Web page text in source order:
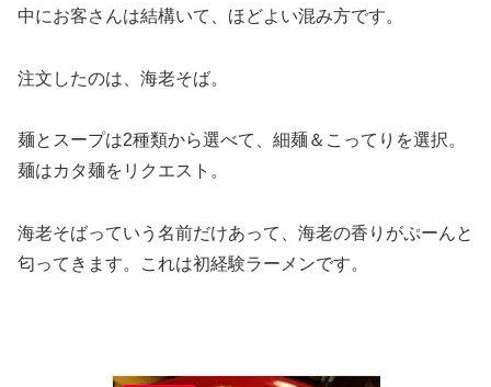
中にお客さんは結構いて、ほどよい混み方です。
注文したのは、海老そば。
麺とスープは2種類から選べて、細麺＆こってりを選択。
麺はカタ麺をリクエスト。
海老そばっていう名前だけあって、海老の香りがぷーんと
匂ってきます。これは初経験ラーメンです。